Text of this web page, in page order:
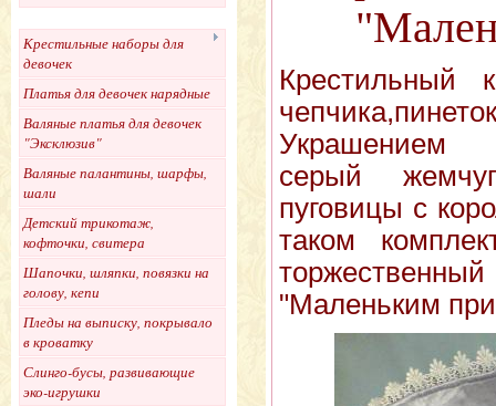
Крестильные наборы для
девочек
Платья для девочек нарядные
Валяные платья для девочек
"Эксклюзив"
Валяные палантины, шарфы,
шали
Детский трикотаж,
кофточки, свитера
Шапочки, шляпки, повязки на
голову, кепи
Пледы на выписку, покрывало
в кроватку
Слинго-бусы, развивающие
эко-игрушки
Крестильный
Украшением
серый
пуговицы с
таком
"Маленьким